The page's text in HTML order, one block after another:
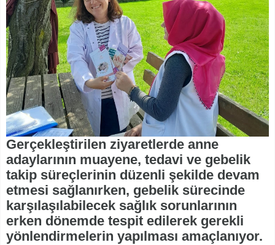
Gerçekleştirilen ziyaretlerde anne
adaylarının muayene, tedavi ve gebelik
takip süreçlerinin düzenli şekilde devam
etmesi sağlanırken, gebelik sürecinde
karşılaşılabilecek sağlık sorunlarının
erken dönemde tespit edilerek gerekli
yönlendirmelerin yapılması amaçlanıyor.